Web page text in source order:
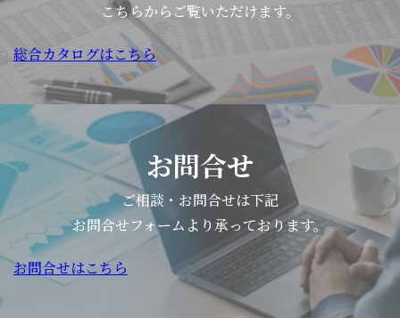
こちらからご覧いただけます。
総合カタログはこちら
お問合せ
ご相談・お問合せは下記
お問合せフォームより承っております。
お問合せはこちら